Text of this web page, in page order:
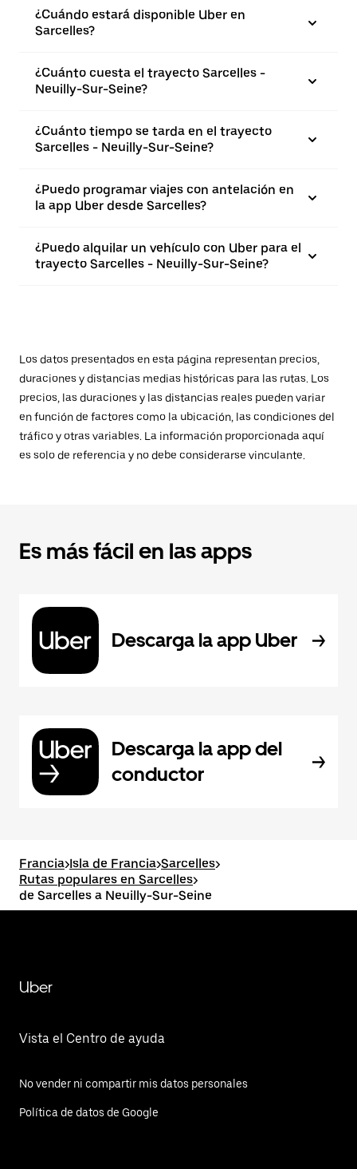
¿Cuándo estará disponible Uber en
Sarcelles?
¿Cuánto cuesta el trayecto Sarcelles -
Neuilly-Sur-Seine?
¿Cuánto tiempo se tarda en el trayecto
Sarcelles - Neuilly-Sur-Seine?
¿Puedo programar viajes con antelación en
la app Uber desde Sarcelles?
¿Puedo alquilar un vehículo con Uber para el
trayecto Sarcelles - Neuilly-Sur-Seine?
Los datos presentados en esta página representan precios,
duraciones y distancias medias históricas para las rutas. Los
precios, las duraciones y las distancias reales pueden variar
en función de factores como la ubicación, las condiciones del
tráfico y otras variables. La información proporcionada aquí
es solo de referencia y no debe considerarse vinculante.
Es más fácil en las apps
Descarga la app Uber
Descarga la app del
conductor
Francia>Isla de Francia>Sarcelles>
Rutas populares en Sarcelles>
de Sarcelles a Neuilly-Sur-Seine
Uber
Vista el Centro de ayuda
No vender ni compartir mis datos personales
Política de datos de Google